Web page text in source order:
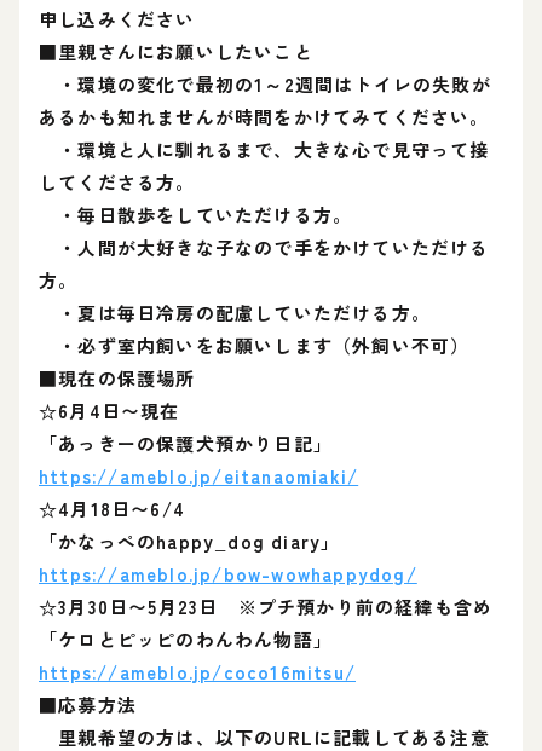
申し込みください
■里親さんにお願いしたいこと
・環境の変化で最初の1～2週間はトイレの失敗が
あるかも知れませんが時間をかけてみてください。
・環境と人に馴れるまで、大きな心で見守って接
してくださる方。
・毎日散歩をしていただける方。
・人間が大好きな子なので手をかけていただける
方。
・夏は毎日冷房の配慮していただける方。
・必ず室内飼いをお願いします（外飼い不可）
■現在の保護場所
☆6月4日〜現在
「あっきーの保護犬預かり日記」
https://ameblo.jp/eitanaomiaki/
☆4月18日〜6/4
「かなっぺのhappy_dog diary」
https://ameblo.jp/bow-wowhappydog/
☆3月30日〜5月23日 ※プチ預かり前の経緯も含め
「ケロとピッピのわんわん物語」
https://ameblo.jp/coco16mitsu/
■応募方法
里親希望の方は、以下のURLに記載してある注意